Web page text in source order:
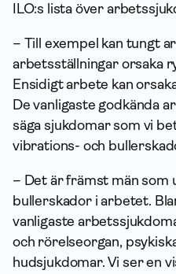
ILO:s lista över
– Till exempel kan tungt
arbetsställningar orsaka
Ensidigt arbete kan
De vanligaste godkända
säga sjukdomar som vi
vibrations- och
– Det är främst män
bullerskador i arbetet.
vanligaste
och rörelseorgan,
hudsjukdomar. Vi ser en